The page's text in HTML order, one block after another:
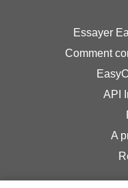
Essayer
Comment
API
A